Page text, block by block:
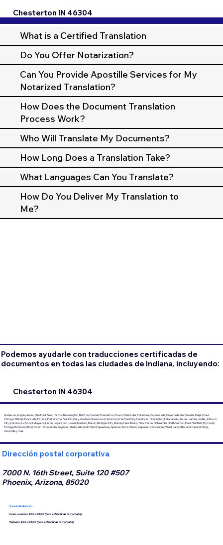
Chesterton IN 46304
What is a Certified Translation
Do You Offer Notarization?
Can You Provide Apostille Services for My
Notarized Translation?
How Does the Document Translation
Process Work?
Who Will Translate My Documents?
How Long Does a Translation Take?
What Languages Can You Translate?
How Do You Deliver My Translation to
Me?
Podemos ayudarle con traducciones certificadas de
documentos en todas las ciudades de Indiana, incluyendo:
Chesterton IN 46304
Anderson, Angola, Auburn, Bedford, Beech Grove, Bloomington, Bluffton, Carmel, Chesterton, Cicero, Clarksville, Columbus, Connersville, Crawfordsville, Danville, Delphi, East
Chicago, Elkhart, Evansville, Fishers, Fort Wayne, Franklin, Gary, Goshen, Greenwood, Hammond, Hartford City, Hendricks, Huntington, Indianapolis, Jasper, Jeffersonville, Johnson
City, Kokomo, La Porte, Lafayette, Linton, Logansport, Lowell, Madison, Marion, Michigan City, Muncie, New Albany, New Castle, Noblesville, North Vernon, Peru, Plainfield, Plymouth,
Portage, Richmond, River Forest, Schererville, Seymour, Shelbyville, South Bend, Speedway, Spencer, Terre Haute, Valparaiso, Vincennes, West Lafayette, Westfield, Whiting,
Zionsville y más.
Dirección postal corporativa
7000 N. 16th Street, Suite 120 #507
Phoenix, Arizona, 85020
Horario de atención
Lunes a viernes 9:00 a 18:00 (hora estándar de la montaña)
Sábados 9:00 a 18:00 (hora estándar de la montaña)